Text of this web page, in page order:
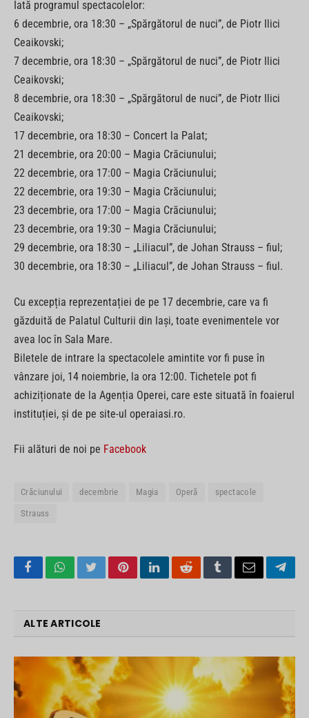
Iată programul spectacolelor:
6 decembrie, ora 18:30 – „Spărgătorul de nuci”, de Piotr Ilici
Ceaikovski;
7 decembrie, ora 18:30 – „Spărgătorul de nuci”, de Piotr Ilici
Ceaikovski;
8 decembrie, ora 18:30 – „Spărgătorul de nuci”, de Piotr Ilici
Ceaikovski;
17 decembrie, ora 18:30 – Concert la Palat;
21 decembrie, ora 20:00 – Magia Crăciunului;
22 decembrie, ora 17:00 – Magia Crăciunului;
22 decembrie, ora 19:30 – Magia Crăciunului;
23 decembrie, ora 17:00 – Magia Crăciunului;
23 decembrie, ora 19:30 – Magia Crăciunului;
29 decembrie, ora 18:30 – „Liliacul”, de Johan Strauss – fiul;
30 decembrie, ora 18:30 – „Liliacul”, de Johan Strauss – fiul.
Cu excepția reprezentației de pe 17 decembrie, care va fi
găzduită de Palatul Culturii din Iași, toate evenimentele vor
avea loc în Sala Mare.
Biletele de intrare la spectacolele amintite vor fi puse în
vânzare joi, 14 noiembrie, la ora 12:00. Tichetele pot fi
achiziționate de la Agenția Operei, care este situată în foaierul
instituției, și de pe site-ul operaiasi.ro.
Fii alături de noi pe Facebook
Crăciunului decembrie Magia Operă spectacole
Strauss
FacebookWhatsApp
TwitterPinterestLinkedInRedditTumblrEmail
ALTE ARTICOLE